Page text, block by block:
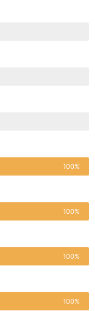
100%
100%
100%
100%